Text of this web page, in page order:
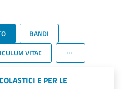
BANDI
VITAE
E PER LE